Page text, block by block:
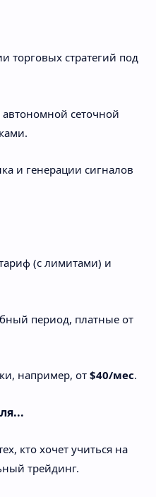
торговых стратегий под
автономной сеточной
и генерации сигналов
(с лимитами) и
период, платные от
например, от $40/мес.
кто хочет учиться на
трейдинг.